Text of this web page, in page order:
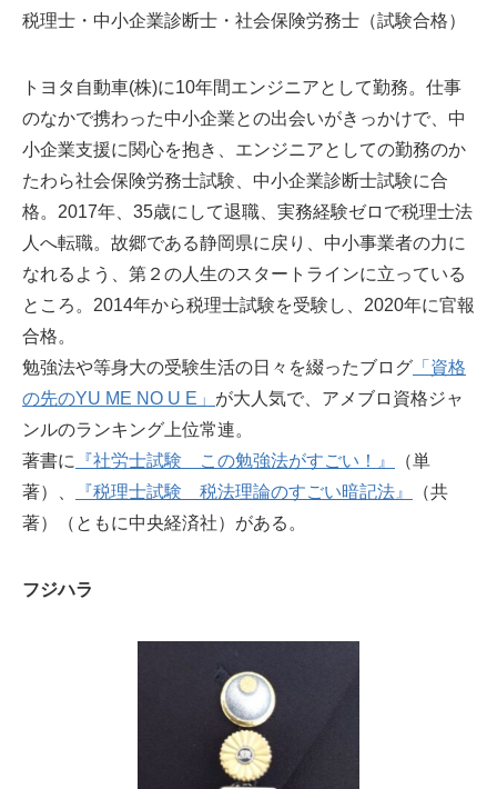
税理士・中小企業診断士・社会保険労務士（試験合格）
トヨタ自動車(株)に10年間エンジニアとして勤務。仕事
のなかで携わった中小企業との出会いがきっかけで、中
小企業支援に関心を抱き、エンジニアとしての勤務のか
たわら社会保険労務士試験、中小企業診断士試験に合
格。2017年、35歳にして退職、実務経験ゼロで税理士法
人へ転職。故郷である静岡県に戻り、中小事業者の力に
なれるよう、第２の人生のスタートラインに立っている
ところ。2014年から税理士試験を受験し、2020年に官報
合格。
勉強法や等身大の受験生活の日々を綴ったブログ 「資格
の先のYU ME NO U E」 が大人気で、アメブロ資格ジャ
ンルのランキング上位常連。
著書に
『社労士試験 この勉強法がすごい！』
（単
著）、
『税理士試験 税法理論のすごい暗記法』
（共
著）（ともに中央経済社）がある。
フジハラ